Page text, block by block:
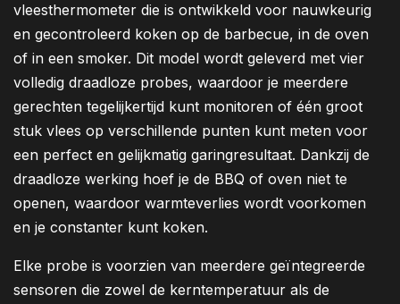
vleesthermometer die is ontwikkeld voor nauwkeurig
en gecontroleerd koken op de barbecue, in de oven
of in een smoker. Dit model wordt geleverd met vier
volledig draadloze probes, waardoor je meerdere
gerechten tegelijkertijd kunt monitoren of één groot
stuk vlees op verschillende punten kunt meten voor
een perfect en gelijkmatig garingresultaat. Dankzij de
draadloze werking hoef je de BBQ of oven niet te
openen, waardoor warmteverlies wordt voorkomen
en je constanter kunt koken.
Elke probe is voorzien van meerdere geïntegreerde
sensoren die zowel de kerntemperatuur als de